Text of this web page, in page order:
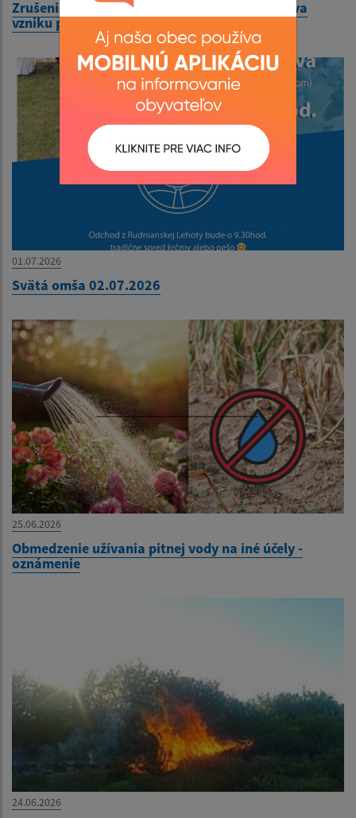
Zrušenie vyhlásenia zvýšeného nebezpečenstva
vzniku požiaru
01.07.2026
Svätá omša 02.07.2026
25.06.2026
Obmedzenie užívania pitnej vody na iné účely -
oznámenie
24.06.2026